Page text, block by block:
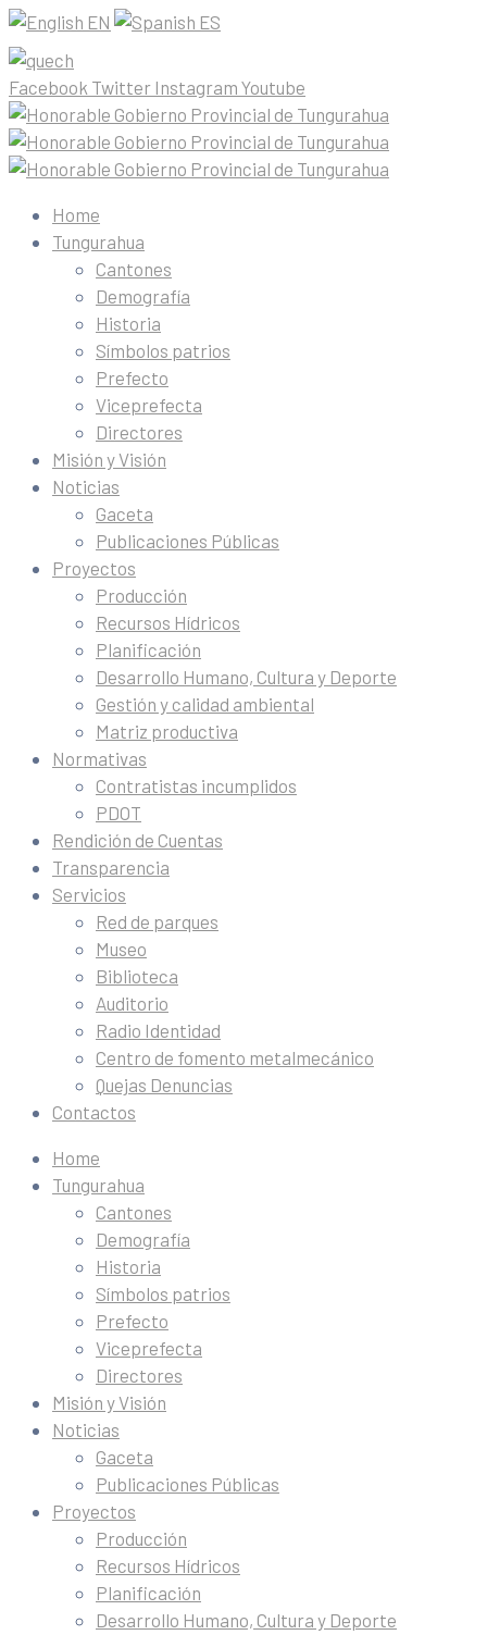
EN ES
Facebook Twitter Instagram Youtube
Home
Tungurahua
Cantones
Demografía
Historia
Símbolos patrios
Prefecto
Viceprefecta
Directores
Misión y Visión
Noticias
Gaceta
Publicaciones Públicas
Proyectos
Producción
Recursos Hídricos
Planificación
Desarrollo Humano, Cultura y Deporte
Gestión y calidad ambiental
Matriz productiva
Normativas
Contratistas incumplidos
PDOT
Rendición de Cuentas
Transparencia
Servicios
Red de parques
Museo
Biblioteca
Auditorio
Radio Identidad
Centro de fomento metalmecánico
Quejas Denuncias
Contactos
Home
Tungurahua
Cantones
Demografía
Historia
Símbolos patrios
Prefecto
Viceprefecta
Directores
Misión y Visión
Noticias
Gaceta
Publicaciones Públicas
Proyectos
Producción
Recursos Hídricos
Planificación
Desarrollo Humano, Cultura y Deporte